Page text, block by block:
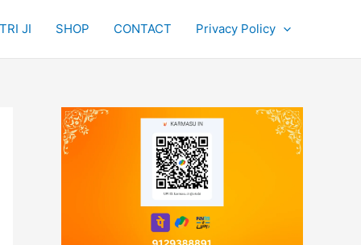
JI SHOP CONTACT Privacy Policy